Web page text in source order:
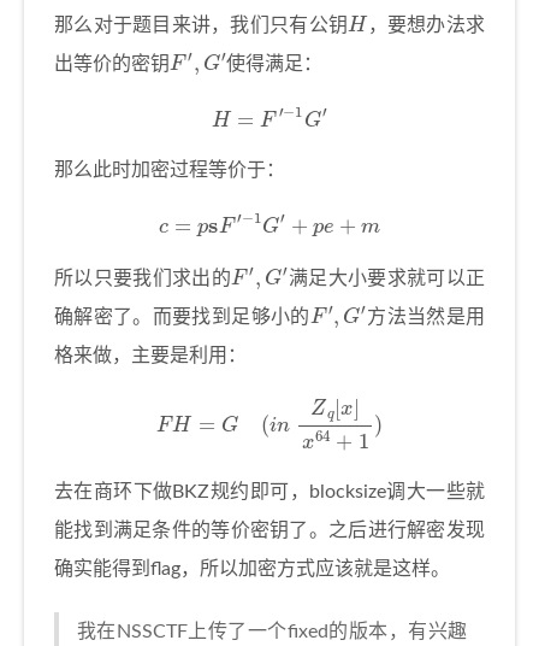
那么对于题目来讲，我们只有公钥 H ，要想办法求
出等价的密钥 F′, G′ 使得满足：
H ′−1G′
那么此时加密过程等价于：
sF′−1G′
所以只要我们求出的 F′, G′
满足大小要求就可以正
确解密了。而要找到足够小的 F′, G′ 方法当然是用
格来做，主要是利用：
64 + 1
去在商环下做BKZ规约即可，blocksize调大一些就
能找到满足条件的等价密钥了。之后进行解密发现
确实能得到flag，所以加密方式应该就是这样。
我在NSSCTF上传了一个fixed的版本，有兴趣